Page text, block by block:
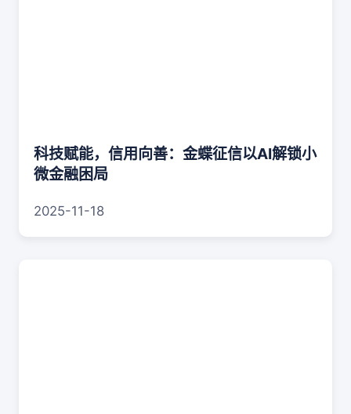
科技赋能，信用向善：金蝶征信以AI解锁小
微金融困局
2025-11-18